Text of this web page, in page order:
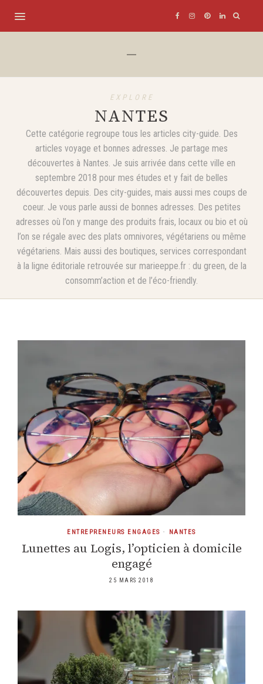
EXPLORE
NANTES
Cette catégorie regroupe tous les articles city-guide. Des
articles voyage et bonnes adresses. Je partage mes
découvertes à Nantes. Je suis arrivée dans cette ville en
septembre 2018 pour mes études et y fait de belles
découvertes depuis. Des city-guides, mais aussi mes coups de
coeur. Je vous parle aussi de bonnes adresses. Des petites
adresses où l’on y mange des produits frais, locaux ou bio et où
l’on se régale avec des plats omnivores, végétariens ou même
végétariens. Mais aussi des boutiques, services correspondant
à la ligne éditoriale retrouvée sur marieeppe.fr : du green, de la
consomm’action et de l’éco-friendly.
ENTREPRENEURS ENGAGES • NANTES
Lunettes au Logis, l’opticien à domicile
engagé
25 MARS 2018